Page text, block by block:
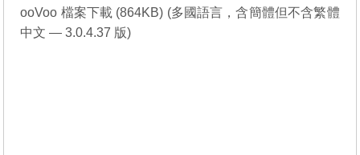
ooVoo 檔案下載 (864KB) (多國語言，含簡體但不含繁體
中文 — 3.0.4.37 版)